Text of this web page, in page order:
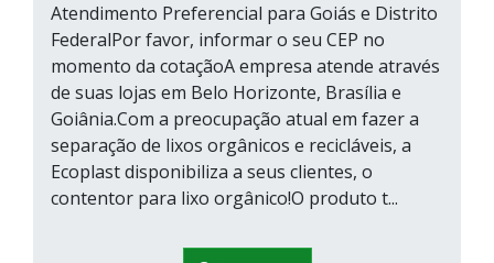
Atendimento Preferencial para Goiás e Distrito
FederalPor favor, informar o seu CEP no
momento da cotaçãoA empresa atende através
de suas lojas em Belo Horizonte, Brasília e
Goiânia.Com a preocupação atual em fazer a
separação de lixos orgânicos e recicláveis, a
Ecoplast disponibiliza a seus clientes, o
contentor para lixo orgânico!O produto t...